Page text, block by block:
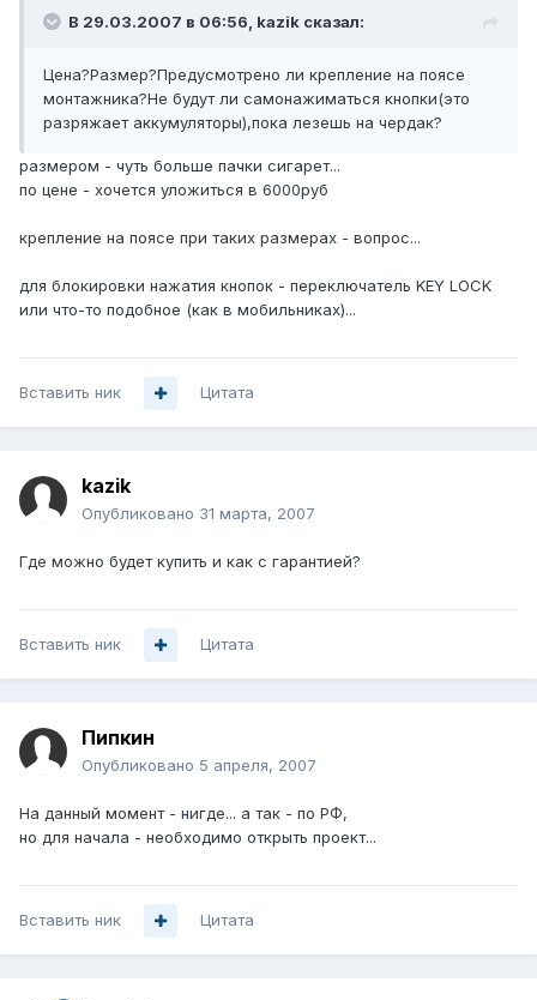
В 29.03.2007 в 06:56, kazik сказал:
Цена?Размер?Предусмотрено ли крепление на поясе
монтажника?Не будут ли самонажиматься кнопки(это
разряжает аккумуляторы),пока лезешь на чердак?
размером - чуть больше пачки сигарет...
по цене - хочется уложиться в 6000руб
крепление на поясе при таких размерах - вопрос...
для блокировки нажатия кнопок - переключатель KEY LOCK
или что-то подобное (как в мобильниках)...
Вставить ник Цитата
kazik
Опубликовано 31 марта, 2007
Где можно будет купить и как с гарантией?
Вставить ник Цитата
Пипкин
Опубликовано 5 апреля, 2007
На данный момент - нигде... а так - по РФ,
но для начала - необходимо открыть проект...
Вставить ник Цитата